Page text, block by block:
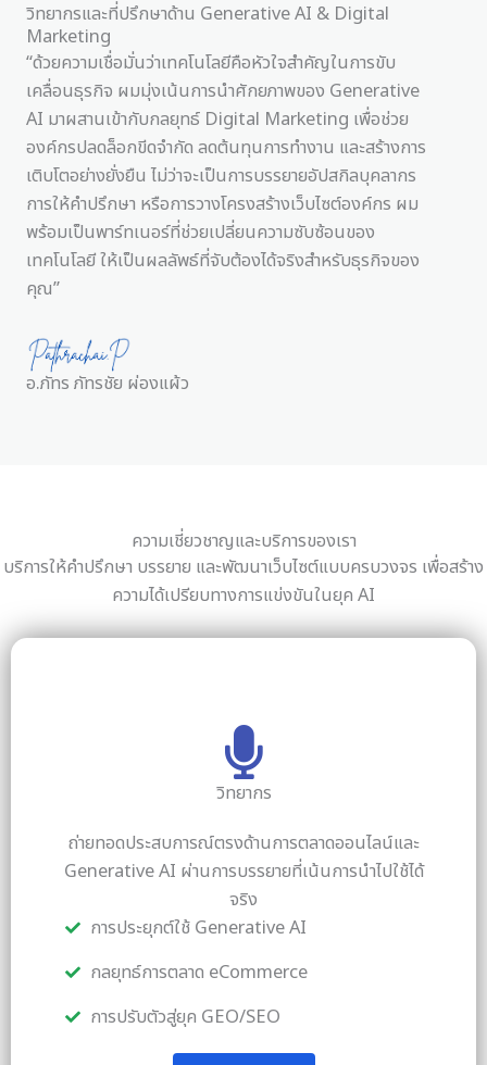
วิทยากรและที่ปรึกษาด้าน Generative AI & Digital
Marketing
“ด้วยความเชื่อมั่นว่าเทคโนโลยีคือหัวใจสำคัญในการขับ
เคลื่อนธุรกิจ ผมมุ่งเน้นการนำศักยภาพของ Generative
AI มาผสานเข้ากับกลยุทธ์ Digital Marketing เพื่อช่วย
องค์กรปลดล็อกขีดจำกัด ลดต้นทุนการทำงาน และสร้างการ
เติบโตอย่างยั่งยืน ไม่ว่าจะเป็นการบรรยายอัปสกิลบุคลากร
การให้คำปรึกษา หรือการวางโครงสร้างเว็บไซต์องค์กร ผม
พร้อมเป็นพาร์ทเนอร์ที่ช่วยเปลี่ยนความซับซ้อนของ
เทคโนโลยี ให้เป็นผลลัพธ์ที่จับต้องได้จริงสำหรับธุรกิจของ
คุณ”
อ.ภัทร ภัทรชัย ผ่องแผ้ว
ความเชี่ยวชาญและบริการของเรา
บริการให้คำปรึกษา บรรยาย และพัฒนาเว็บไซต์แบบครบวงจร เพื่อสร้าง
ความได้เปรียบทางการแข่งขันในยุค AI
วิทยากร
ถ่ายทอดประสบการณ์ตรงด้านการตลาดออนไลน์และ
Generative AI ผ่านการบรรยายที่เน้นการนำไปใช้ได้
จริง
การประยุกต์ใช้ Generative AI
กลยุทธ์การตลาด eCommerce
การปรับตัวสู่ยุค GEO/SEO